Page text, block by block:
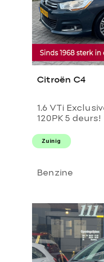
Citroën C4
1.6 VTi
120PK 5 deurs!
Massage l
NAP l Dealer
Zuinig
Benzine